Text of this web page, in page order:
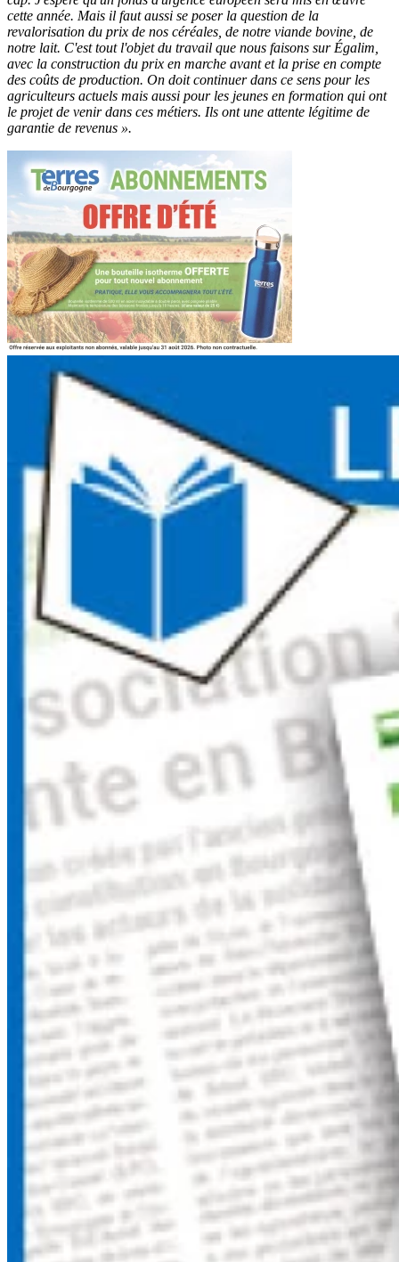
cette année. Mais il faut aussi se poser la question de la
revalorisation du prix de nos céréales, de notre viande bovine, de
notre lait. C'est tout l'objet du travail que nous faisons sur Égalim,
avec la construction du prix en marche avant et la prise en compte
des coûts de production. On doit continuer dans ce sens pour les
agriculteurs actuels mais aussi pour les jeunes en formation qui ont
le projet de venir dans ces métiers. Ils ont une attente légitime de
garantie de revenus ».